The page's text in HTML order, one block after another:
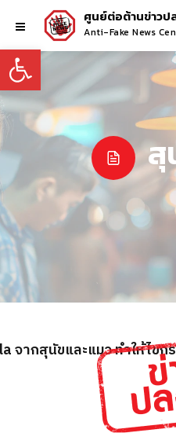
Open toolbar
ศูนย์ต่อต้านข่าวป
Anti-Fake News
สุ
จากสุนัขและแมว ทำให้ไขก